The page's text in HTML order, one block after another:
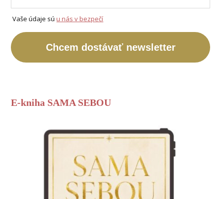
Vaše údaje súu nás v bezpečí
Chcem dostávať newsletter
E-kniha SAMA SEBOU